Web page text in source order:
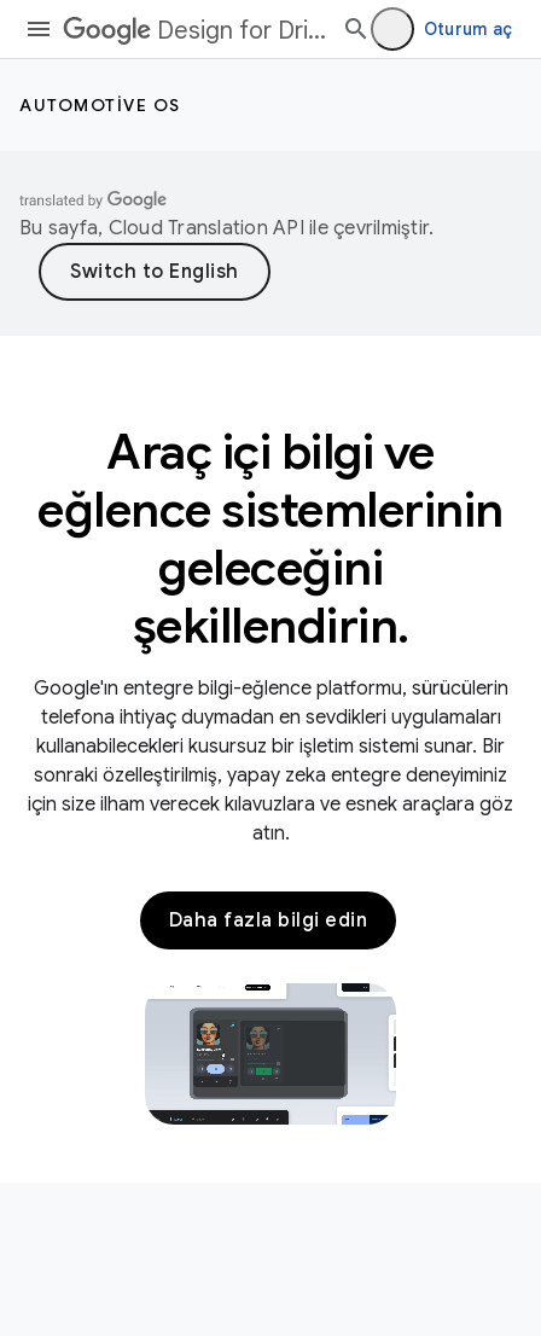
Design for Driving Oturum aç
AUTOMOTIVE OS
Bu sayfa, Cloud Translation API ile çevrilmiştir.
Araç içi bilgi ve
eğlence sistemlerinin
geleceğini
şekillendirin.
Google'ın entegre bilgi-eğlence platformu, sürücülerin
telefona ihtiyaç duymadan en sevdikleri uygulamaları
kullanabilecekleri kusursuz bir işletim sistemi sunar. Bir
sonraki özelleştirilmiş, yapay zeka entegre deneyiminiz
için size ilham verecek kılavuzlara ve esnek araçlara göz
atın.
Daha fazla bilgi edin